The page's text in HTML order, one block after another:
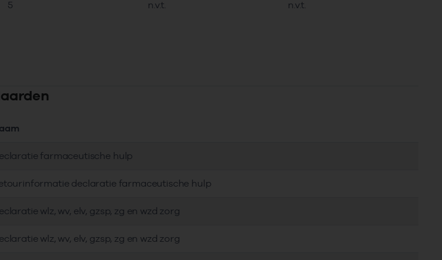
5
n.v.t.
n.v.t.
farmaceutische hulp
declaratie farmaceutische hulp
wlz, wv, elv, gzsp, zg en wzd zorg
wlz, wv, elv, gzsp, zg en wzd zorg